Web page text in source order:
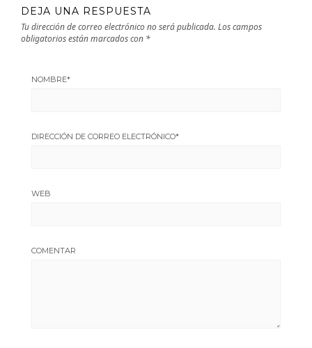
DEJA UNA RESPUESTA
Tu dirección de correo electrónico no será publicada. Los campos
obligatorios están marcados con *
NOMBRE*
DIRECCIÓN DE CORREO ELECTRÓNICO*
WEB
COMENTAR